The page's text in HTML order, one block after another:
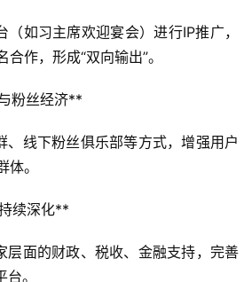
合作，形成“双向输出”。
粉丝经济**
体。
续深化**
台。